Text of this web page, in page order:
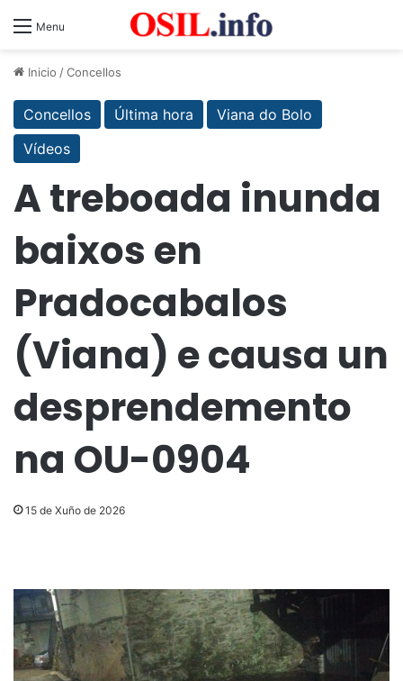
Menu
Inicio /Concellos
Concellos Última hora
Viana do Bolo
Vídeos
A treboada inunda
baixos en
Pradocabalos
(Viana) e causa un
desprendemento
na OU-0904
15 de Xuño de 2026